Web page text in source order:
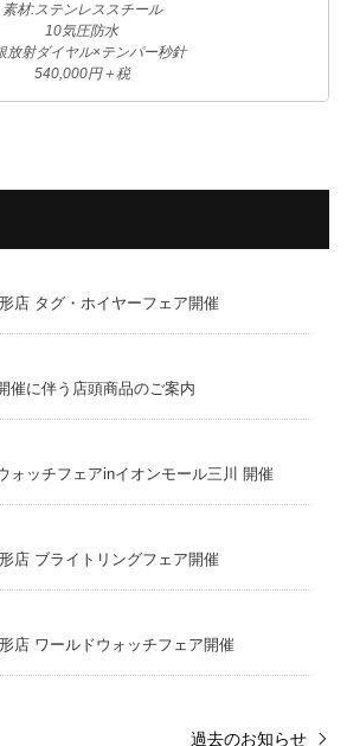
素材:ステンレススチール
10気圧防水
放射ダイヤル×テンパー秒針
540,000円＋税
店 タグ・ホイヤーフェア開催
催に伴う店頭商品のご案内
ォッチフェアinイオンモール三川 開催
店 ブライトリングフェア開催
店 ワールドウォッチフェア開催
過去のお知らせ